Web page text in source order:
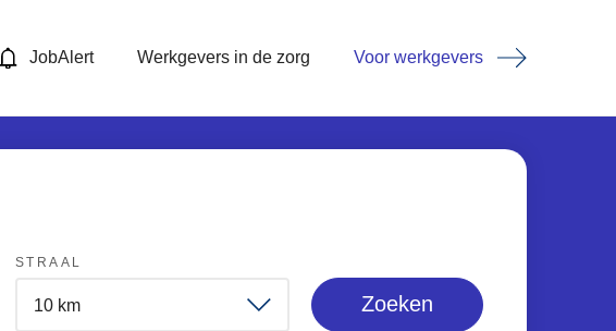
JobAlert Werkgevers in de zorg Voor werkgevers
STRAAL
Zoeken